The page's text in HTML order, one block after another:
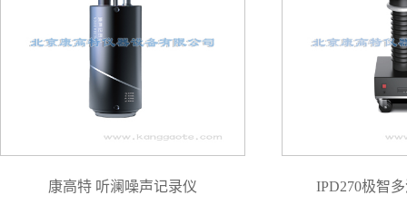
康高特 听澜噪声记录仪 IPD270极智